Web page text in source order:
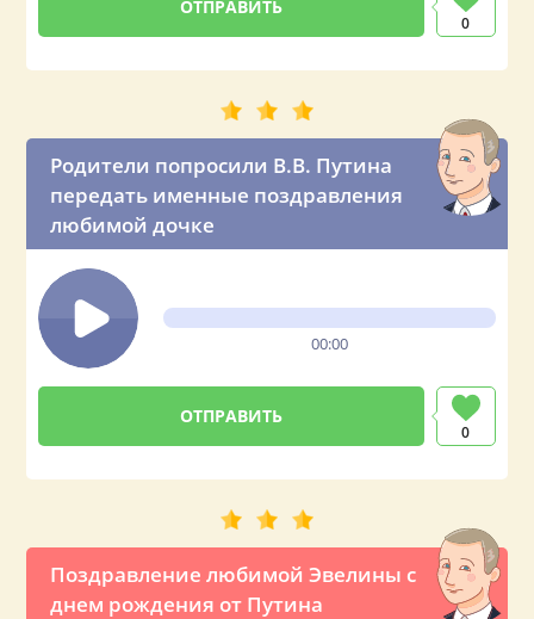
0
Родители попросили В.В. Путина
передать именные поздравления
любимой дочке
00:00
0
Поздравление любимой Эвелины с
днем рождения от Путина